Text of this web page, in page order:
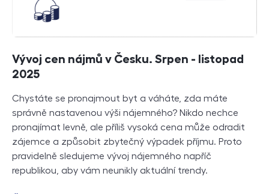
Vývoj cen nájmů v Česku. Srpen - listopad
2025
Chystáte se pronajmout byt a váháte, zda máte
správně nastavenou výši nájemného? Nikdo nechce
pronajímat levně, ale příliš vysoká cena může odradit
zájemce a způsobit zbytečný výpadek příjmu. Proto
pravidelně sledujeme vývoj nájemného napříč
republikou, aby vám neunikly aktuální trendy.